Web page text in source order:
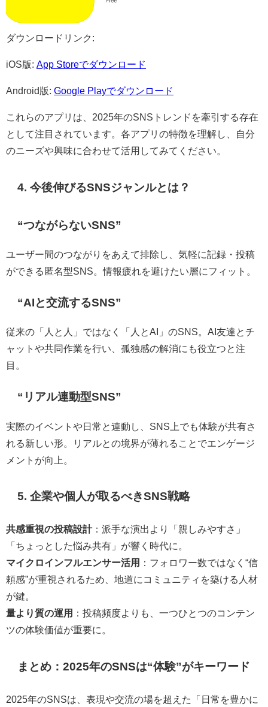
ダウンロードリンク:
iOS版: App Storeでダウンロード​
Android版: Google Playでダウンロード
これらのアプリは、2025年のSNSトレンドを牽引する存在
として注目されています。​各アプリの特徴を理解し、自分
のニーズや興味に合わせて活用してみてください。​
4. 今後伸びるSNSジャンルとは？
“つながらないSNS”
ユーザー間のつながりをあえて排除し、気軽に記録・投稿
ができる匿名型SNS。情報疲れを避けたい層にフィット。
“AIと交流するSNS”
従来の「人と人」ではなく「人とAI」のSNS。AI友達とチ
ャットや共同作業を行い、孤独感の解消にも役立つと注
目。
“リアル連動型SNS”
実際のイベントや日常と連動し、SNS上でも体験が共有さ
れる新しい形。リアルとの境界が薄れることでエンゲージ
メントが向上。
5. 企業や個人が取るべきSNS戦略
共感重視の投稿設計：派手な演出より「親しみやすさ」
「ちょっとした悩み共有」が響く時代に。
マイクロインフルエンサー活用
：フォロワー数ではなく“信
頼感”が重視されるため、地道にコミュニティを築ける人材
が鍵。
量より質の運用
：投稿頻度よりも、一つひとつのコンテン
ツの体験価値が重要に。
まとめ：2025年のSNSは“体験”がキーワード
2025年のSNSは、表現や交流の場を超えた「日常を豊かに